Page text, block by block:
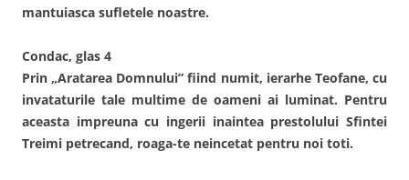
mantuiasca sufletele noastre.
Condac, glas 4
Prin „Aratarea Domnului” fiind numit, ierarhe Teofane, cu
invataturile tale multime de oameni ai luminat. Pentru
aceasta impreuna cu ingerii inaintea prestolului Sfintei
Treimi petrecand, roaga-te neincetat pentru noi toti.